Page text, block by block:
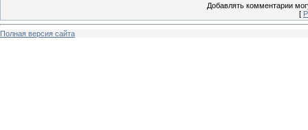
Добавлять комментарии
[
Полная версия сайта